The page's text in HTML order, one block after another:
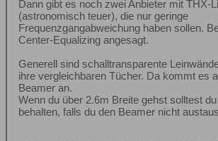
Dann gibt es noch zwei Anbieter mit THX-
(astronomisch teuer), die nur geringe
Frequenzgangabweichung haben sollen.
Center-Equalizing angesagt.
Generell sind schalltransparente
ihre vergleichbaren Tücher. Da kommt es
Beamer an.
Wenn du über 2.6m Breite gehst solltest
behalten, falls du den Beamer nicht